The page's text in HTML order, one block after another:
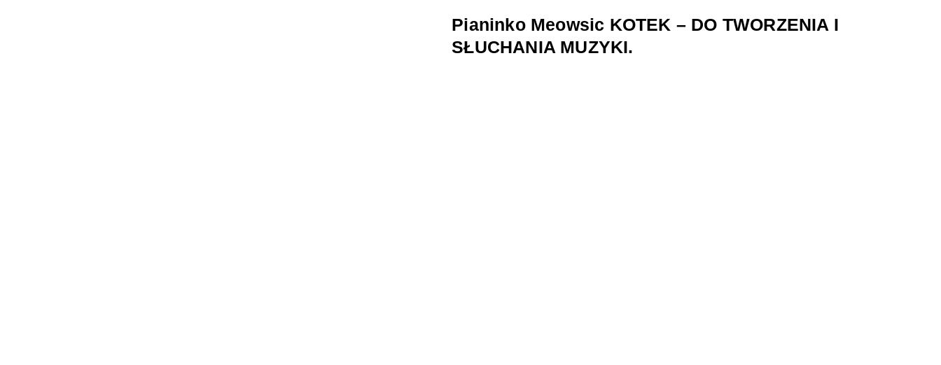
Pianinko Meowsic KOTEK – DO TWORZENIA I
SŁUCHANIA MUZYKI.